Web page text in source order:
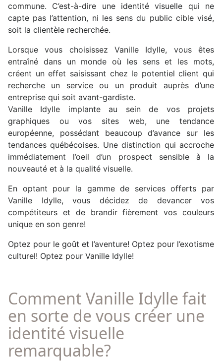
commune. C’est-à-dire une identité visuelle qui ne
capte pas l’attention, ni les sens du public cible visé,
soit la clientèle recherchée.
Lorsque vous choisissez Vanille Idylle, vous êtes
entraîné dans un monde où les sens et les mots,
créent un effet saisissant chez le potentiel client qui
recherche un service ou un produit auprès d’une
entreprise qui soit avant-gardiste.
Vanille Idylle implante au sein de vos projets
graphiques ou vos sites web, une tendance
européenne, possédant beaucoup d’avance sur les
tendances québécoises. Une distinction qui accroche
immédiatement l’oeil d’un prospect sensible à la
nouveauté et à la qualité visuelle.
En optant pour la gamme de services offerts par
Vanille Idylle, vous décidez de devancer vos
compétiteurs et de brandir fièrement vos couleurs
unique en son genre!
Optez pour le goût et l’aventure! Optez pour l’exotisme
culturel! Optez pour Vanille Idylle!
Comment Vanille Idylle fait
en sorte de vous créer une
identité visuelle
remarquable?